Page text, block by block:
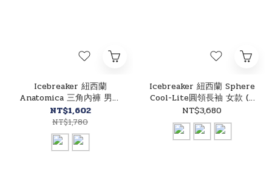
Icebreaker 紐西蘭
Anatomica 三角內褲 男款
(2色) 22IB103031
NT$1,602
NT$1,780
Icebreaker 紐西蘭 Sphere
Cool-Lite圓領長袖 女款 (3
色) 戶外/休閒 11IB0A56ZN
NT$3,680